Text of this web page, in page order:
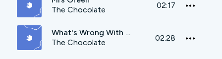
The Chocolate
02:17
What's Wrong With Me
The Chocolate
02:28